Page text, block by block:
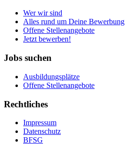
Wer wir sind
Alles rund um Deine Bewerbung
Offene Stellenangebote
Jetzt bewerben!
Jobs suchen
Ausbildungsplätze
Offene Stellenangebote
Rechtliches
Impressum
Datenschutz
BFSG